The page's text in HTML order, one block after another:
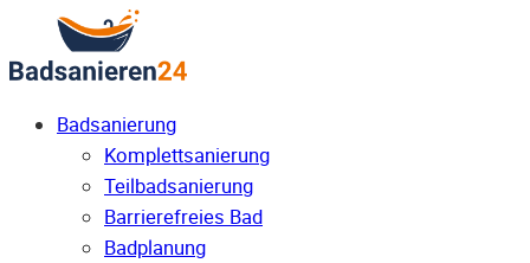
Badsanierung
Komplettsanierung
Teilbadsanierung
Barrierefreies Bad
Badplanung